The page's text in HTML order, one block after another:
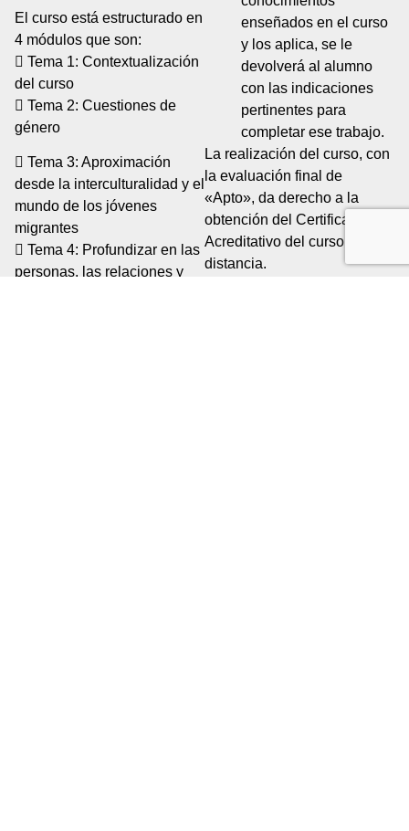
El curso está estructurado en
4 módulos que son:
 Tema 1: Contextualización
del curso
 Tema 2: Cuestiones de
género
 Tema 3: Aproximación
desde la interculturalidad y el
mundo de los jóvenes
migrantes
 Tema 4: Profundizar en las
personas, las relaciones y
enseñados en el curso
y los aplica, se le
devolverá al alumno
con las indicaciones
pertinentes para
completar ese trabajo.
La realización del curso, con
la evaluación final de
«Apto», da derecho a la
obtención del Certificado
Acreditativo del curso a
distancia.